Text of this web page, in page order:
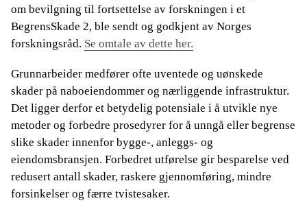
om bevilgning til fortsettelse av forskningen i et
BegrensSkade 2, ble sendt og godkjent av Norges
forskningsråd. Se omtale av dette her.
Grunnarbeider medfører ofte uventede og uønskede
skader på naboeiendommer og nærliggende infrastruktur.
Det ligger derfor et betydelig potensiale i å utvikle nye
metoder og forbedre prosedyrer for å unngå eller begrense
slike skader innenfor bygge-, anleggs- og
eiendomsbransjen. Forbedret utførelse gir besparelse ved
redusert antall skader, raskere gjennomføring, mindre
forsinkelser og færre tvistesaker.